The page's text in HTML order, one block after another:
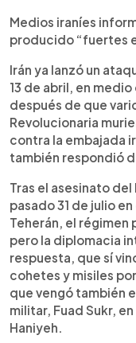
Medios iraníes
producido “fuertes
Irán ya lanzó un
13 de abril, en
después de que
Revolucionaria
contra la embajada
también respondió
Tras el asesinato
pasado 31 de julio
Teherán, el régimen
pero la diplomacia
respuesta, que sí
cohetes y misiles
que vengó también
militar, Fuad Sukr,
Haniyeh.